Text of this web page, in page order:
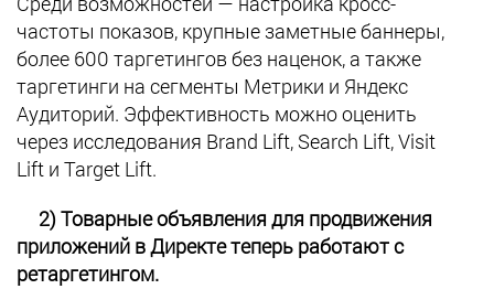
частоты показов, крупные заметные баннеры,
более 600 таргетингов без наценок, а также
таргетинги на сегменты Метрики и Яндекс
Аудиторий. Эффективность можно оценить
через исследования Brand Lift, Search Lift, Visit
Lift и Target Lift.
2) Товарные объявления для продвижения
приложений в Директе теперь работают с
ретаргетингом.